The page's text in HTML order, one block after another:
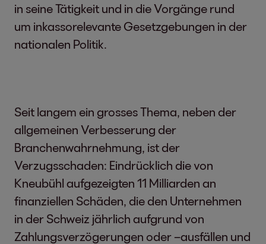
in seine Tätigkeit und in die Vorgänge rund
um inkassorelevante Gesetzgebungen in der
nationalen Politik.
Seit langem ein grosses Thema, neben der
allgemeinen Verbesserung der
Branchenwahrnehmung, ist der
Verzugsschaden: Eindrücklich die von
Kneubühl aufgezeigten 11 Milliarden an
finanziellen Schäden, die den Unternehmen
in der Schweiz jährlich aufgrund von
Zahlungsverzögerungen oder –ausfällen und